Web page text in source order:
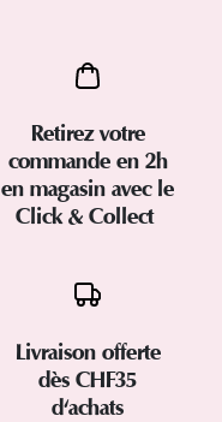
Retirez votre
commande en 2h
en magasin avec le
Click & Collect
Livraison offerte
dès CHF35
d'achats